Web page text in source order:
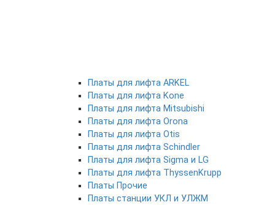
Платы для лифта ARKEL
Платы для лифта Kone
Платы для лифта Mitsubishi
Платы для лифта Orona
Платы для лифта Otis
Платы для лифта Schindler
Платы для лифта Sigma и LG
Платы для лифта ThyssenKrupp
Платы Прочие
Платы станции УКЛ и УЛЖМ